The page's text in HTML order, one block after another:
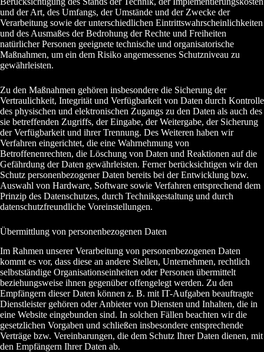
und der Art, des Umfangs, der Umstände und der Zwecke der
Verarbeitung sowie der unterschiedlichen Eintrittswahrscheinlichkeiten
und des Ausmaßes der Bedrohung der Rechte und Freiheiten
natürlicher Personen geeignete technische und organisatorische
Maßnahmen, um ein dem Risiko angemessenes Schutzniveau zu
gewährleisten.
Zu den Maßnahmen gehören insbesondere die Sicherung der
Vertraulichkeit, Integrität und Verfügbarkeit von Daten durch Kontrolle
des physischen und elektronischen Zugangs zu den Daten als auch des
sie betreffenden Zugriffs, der Eingabe, der Weitergabe, der Sicherung
der Verfügbarkeit und ihrer Trennung. Des Weiteren haben wir
Verfahren eingerichtet, die eine Wahrnehmung von
Betroffenenrechten, die Löschung von Daten und Reaktionen auf die
Gefährdung der Daten gewährleisten. Ferner berücksichtigen wir den
Schutz personenbezogener Daten bereits bei der Entwicklung bzw.
Auswahl von Hardware, Software sowie Verfahren entsprechend dem
Prinzip des Datenschutzes, durch Technikgestaltung und durch
datenschutzfreundliche Voreinstellungen.
Übermittlung von personenbezogenen Daten
Im Rahmen unserer Verarbeitung von personenbezogenen Daten
kommt es vor, dass diese an andere Stellen, Unternehmen, rechtlich
selbstständige Organisationseinheiten oder Personen übermittelt
beziehungsweise ihnen gegenüber offengelegt werden. Zu den
Empfängern dieser Daten können z. B. mit IT-Aufgaben beauftragte
Dienstleister gehören oder Anbieter von Diensten und Inhalten, die in
eine Website eingebunden sind. In solchen Fällen beachten wir die
gesetzlichen Vorgaben und schließen insbesondere entsprechende
Verträge bzw. Vereinbarungen, die dem Schutz Ihrer Daten dienen, mit
den Empfängern Ihrer Daten ab.